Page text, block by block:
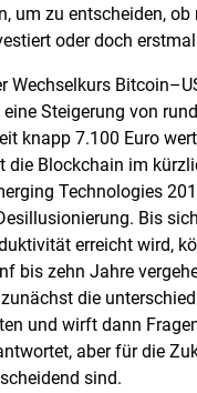
um zu entscheiden, ob
oder doch erstmal
Wechselkurs
Steigerung von
knapp 7.100 Euro
die Blockchain im
Technologies
Bis
erreicht wird,
bis zehn Jahre
die
und wirft dann
aber für die
sind.